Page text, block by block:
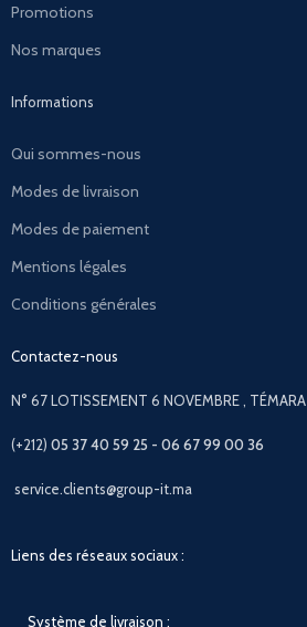
Promotions
Nos marques
Informations
Qui sommes-nous
Modes de livraison
Modes de paiement
Mentions légales
Conditions générales
Contactez-nous
N° 67 LOTISSEMENT 6 NOVEMBRE , TÉMARA
(+212)05 37 40 59 25 - 06 67 99 00 36
service.clients@group-it.ma
Liens des réseaux sociaux :
Système de livraison :